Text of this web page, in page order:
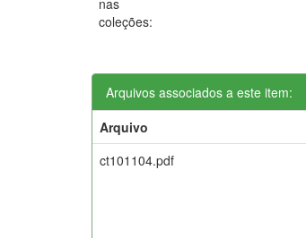
coleções:
Arquivos associados a este item:
Arquivo
ct101104.pdf